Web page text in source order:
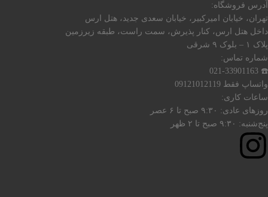
آدرس فروشگاه:
تهران، خیابان امیرکبیر، خیابان سعدی جدید، هتل ارس
داخل هتل ارس، کنار پذیرش، سمت راست، طبقه زیرزمین
پلاک ۱ – بلوک ۹ شرقی
شماره تماس:
☎️ 021-33901163
واتساپ فقط 09121012119
ساعات کاری:
روزهای عادی: ۹:۳۰ صبح تا ۶ عصر
پنج‌شنبه: ۹:۳۰ صبح تا ۲ ظهر